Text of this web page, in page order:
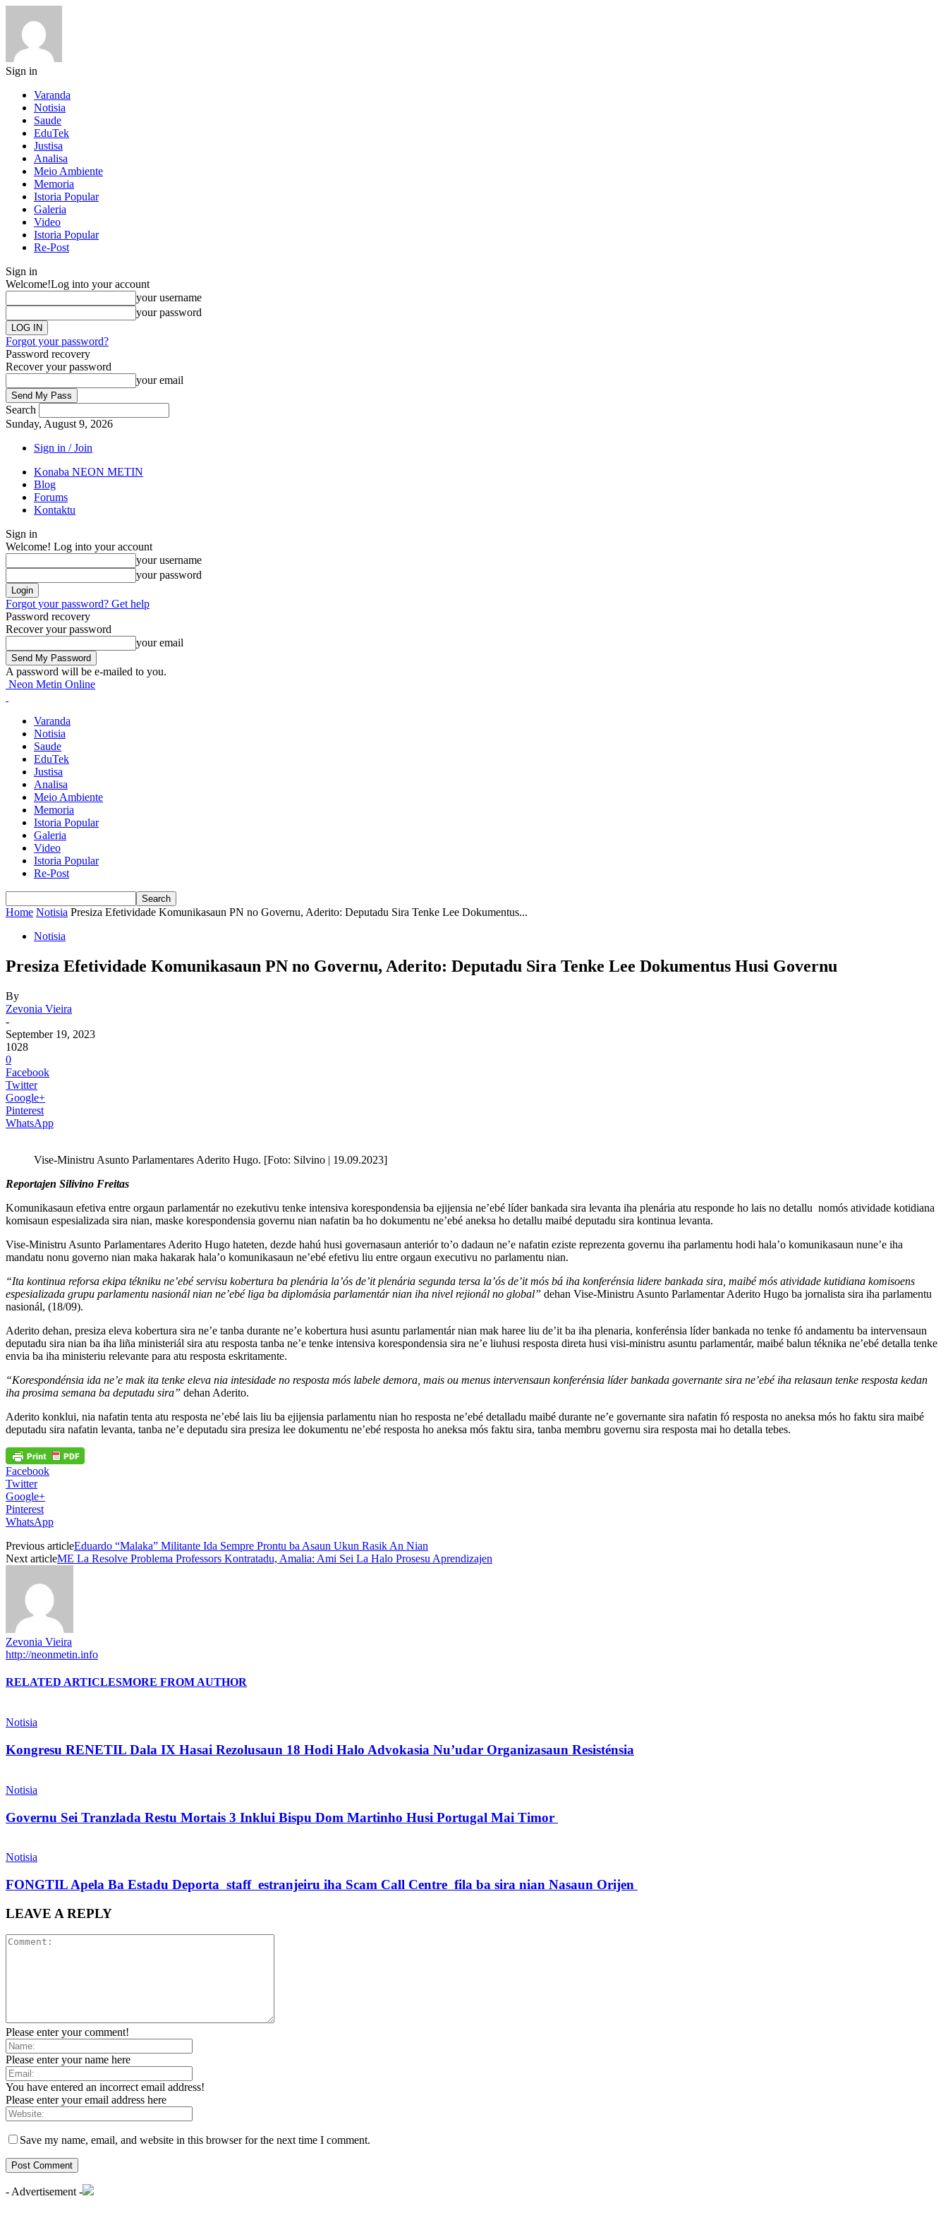
Sign in
Varanda
Notisia
Saude
EduTek
Justisa
Analisa
Meio Ambiente
Memoria
Istoria Popular
Galeria
Video
Istoria Popular
Re-Post
Sign in
Welcome!Log into your account
your username
your password
Forgot your password?
Password recovery
Recover your password
your email
Search
Sunday, August 9, 2026
Sign in / Join
Konaba NEON METIN
Blog
Forums
Kontaktu
Sign in
Welcome! Log into your account
your username
your password
Forgot your password? Get help
Password recovery
Recover your password
your email
A password will be e-mailed to you.
Neon Metin Online
Varanda
Notisia
Saude
EduTek
Justisa
Analisa
Meio Ambiente
Memoria
Istoria Popular
Galeria
Video
Istoria Popular
Re-Post
Home Notisia Presiza Efetividade Komunikasaun PN no Governu, Aderito: Deputadu Sira Tenke Lee Dokumentus...
Notisia
Presiza Efetividade Komunikasaun PN no Governu, Aderito: Deputadu Sira Tenke Lee Dokumentus Husi Governu
By
Zevonia Vieira
-
September 19, 2023
1028
0
Facebook
Twitter
Google+
Pinterest
WhatsApp
Vise-Ministru Asunto Parlamentares Aderito Hugo. [Foto: Silvino | 19.09.2023]
Reportajen Silivino Freitas
Komunikasaun efetiva entre orgaun parlamentár no ezekutivu tenke intensiva korespondensia ba ejijensia ne’ebé líder bankada sira levanta iha plenária atu responde ho lais no detallu nomós atividade kotidiana
komisaun espesializada sira nian, maske korespondensia governu nian nafatin ba ho dokumentu ne’ebé aneksa ho detallu maibé deputadu sira kontinua levanta.
Vise-Ministru Asunto Parlamentares Aderito Hugo hateten, dezde hahú husi governasaun anteriór to’o dadaun ne’e nafatin eziste reprezenta governu iha parlamentu hodi hala’o komunikasaun nune’e iha
mandatu nonu governo nian maka hakarak hala’o komunikasaun ne’ebé efetivu liu entre orgaun executivu no parlamentu nian.
“Ita kontinua reforsa ekipa tékniku ne’ebé servisu kobertura ba plenária la’ós de’it plenária segunda tersa la’ós de’it mós bá iha konferénsia lidere bankada sira, maibé mós atividade kutidiana komisoens
espesializada grupu parlamentu nasionál nian ne’ebé liga ba diplomásia parlamentár nian iha nivel rejionál no global” dehan Vise-Ministru Asunto Parlamentar Aderito Hugo ba jornalista sira iha parlamentu
nasionál, (18/09).
Aderito dehan, presiza eleva kobertura sira ne’e tanba durante ne’e kobertura husi asuntu parlamentár nian mak haree liu de’it ba iha plenaria, konferénsia líder bankada no tenke fó andamentu ba intervensaun
deputadu sira nian ba iha liña ministeriál sira atu resposta tanba ne’e tenke intensiva korespondensia sira ne’e liuhusi resposta direta husi visi-ministru asuntu parlamentár, maibé balun téknika ne’ebé detalla tenke
envia ba iha ministeriu relevante para atu resposta eskritamente.
“Korespondénsia ida ne’e mak ita tenke eleva nia intesidade no resposta mós labele demora, mais ou menus intervensaun konferénsia líder bankada governante sira ne’ebé iha relasaun tenke resposta kedan
iha prosima semana ba deputadu sira” dehan Aderito.
Aderito konklui, nia nafatin tenta atu resposta ne’ebé lais liu ba ejijensia parlamentu nian ho resposta ne’ebé detalladu maibé durante ne’e governante sira nafatin fó resposta no aneksa mós ho faktu sira maibé
deputadu sira nafatin levanta, tanba ne’e deputadu sira presiza lee dokumentu ne’ebé resposta ho aneksa mós faktu sira, tanba membru governu sira resposta mai ho detalla tebes.
Facebook
Twitter
Google+
Pinterest
WhatsApp
Previous articleEduardo “Malaka” Militante Ida Sempre Prontu ba Asaun Ukun Rasik An Nian
Next articleME La Resolve Problema Professors Kontratadu, Amalia: Ami Sei La Halo Prosesu Aprendizajen
Zevonia Vieira
http://neonmetin.info
RELATED ARTICLESMORE FROM AUTHOR
Notisia
Kongresu RENETIL Dala IX Hasai Rezolusaun 18 Hodi Halo Advokasia Nu’udar Organizasaun Resisténsia
Notisia
Governu Sei Tranzlada Restu Mortais 3 Inklui Bispu Dom Martinho Husi Portugal Mai Timor
Notisia
FONGTIL Apela Ba Estadu Deporta staff estranjeiru iha Scam Call Centre fila ba sira nian Nasaun Orijen
LEAVE A REPLY
Please enter your comment!
Please enter your name here
You have entered an incorrect email address!
Please enter your email address here
Save my name, email, and website in this browser for the next time I comment.
- Advertisement -